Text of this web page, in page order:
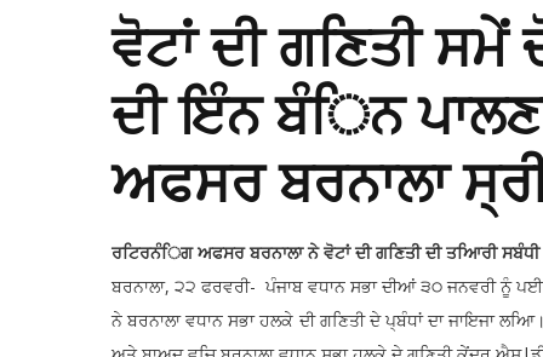
ਵੋਟਾਂ ਦੀ ਗਣਿਤੀ
ਦੀ ਇੰਨ ਬੰਿਨ
ਅਫਸਰ ਬਰਨਾਲਾ
ਰਟਿਰਨੰਿਗ ਅਫਸਰ ਬਰਨਾਲਾ ਨੇ ਵੋਟਾਂ ਦੀ ਗਣਿਤੀ ਦੀ ਤਆਿਰੀ ਸਬੰਧੀ
ਬਰਨਾਲਾ, ੨੨ ਫਰਵਰੀ- ਪੰਜਾਬ ਵਧਾਨ ਸਭਾ ਦੀਆਂ ੩੦ ਜਨਵਰੀ ਨੂੰ
ਨੇ ਬਰਨਾਲਾ ਵਧਾਨ ਸਭਾ ਹਲਕੇ ਦੀ ਗਣਿਤੀ ਦੇ ਪ੍ਬੰਧਾਂ ਦਾ ਜਾਇਜਾ